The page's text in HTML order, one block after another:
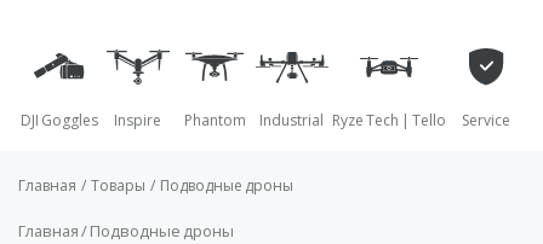
DJI Goggles Inspire Phantom Industrial Ryze Tech | Tello Service
Главная / Товары / Подводные дроны
Главная/ Подводные дроны